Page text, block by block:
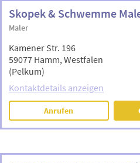
Skopek & Schwemme
Maler
Kamener Str. 196
59077 Hamm, Westfalen
(Pelkum)
Kontaktdetails anzeigen
Anrufen